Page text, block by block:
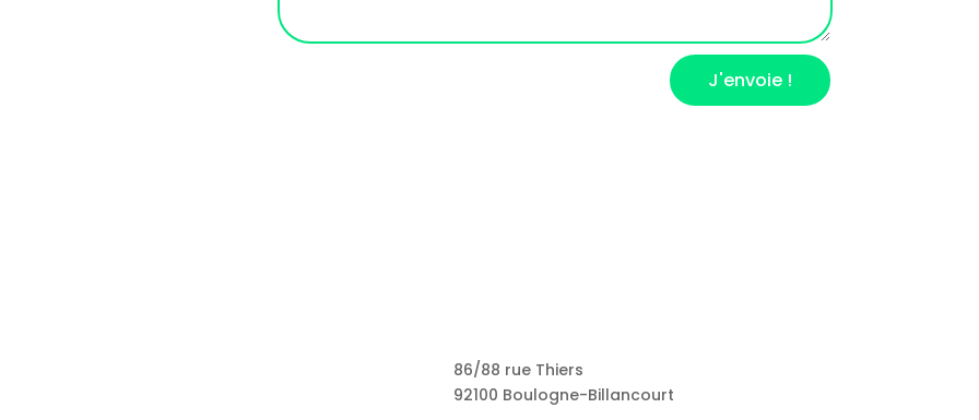
J'envoie !
86/88 rue Thiers
92100 Boulogne-Billancourt